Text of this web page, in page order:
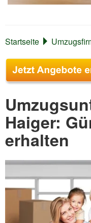
Startseite
Haiger:
erhalten